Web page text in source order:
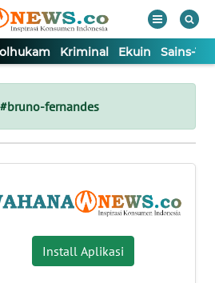
Kriminal Ekuin Sains-
#bruno-fernandes
Install Aplikasi